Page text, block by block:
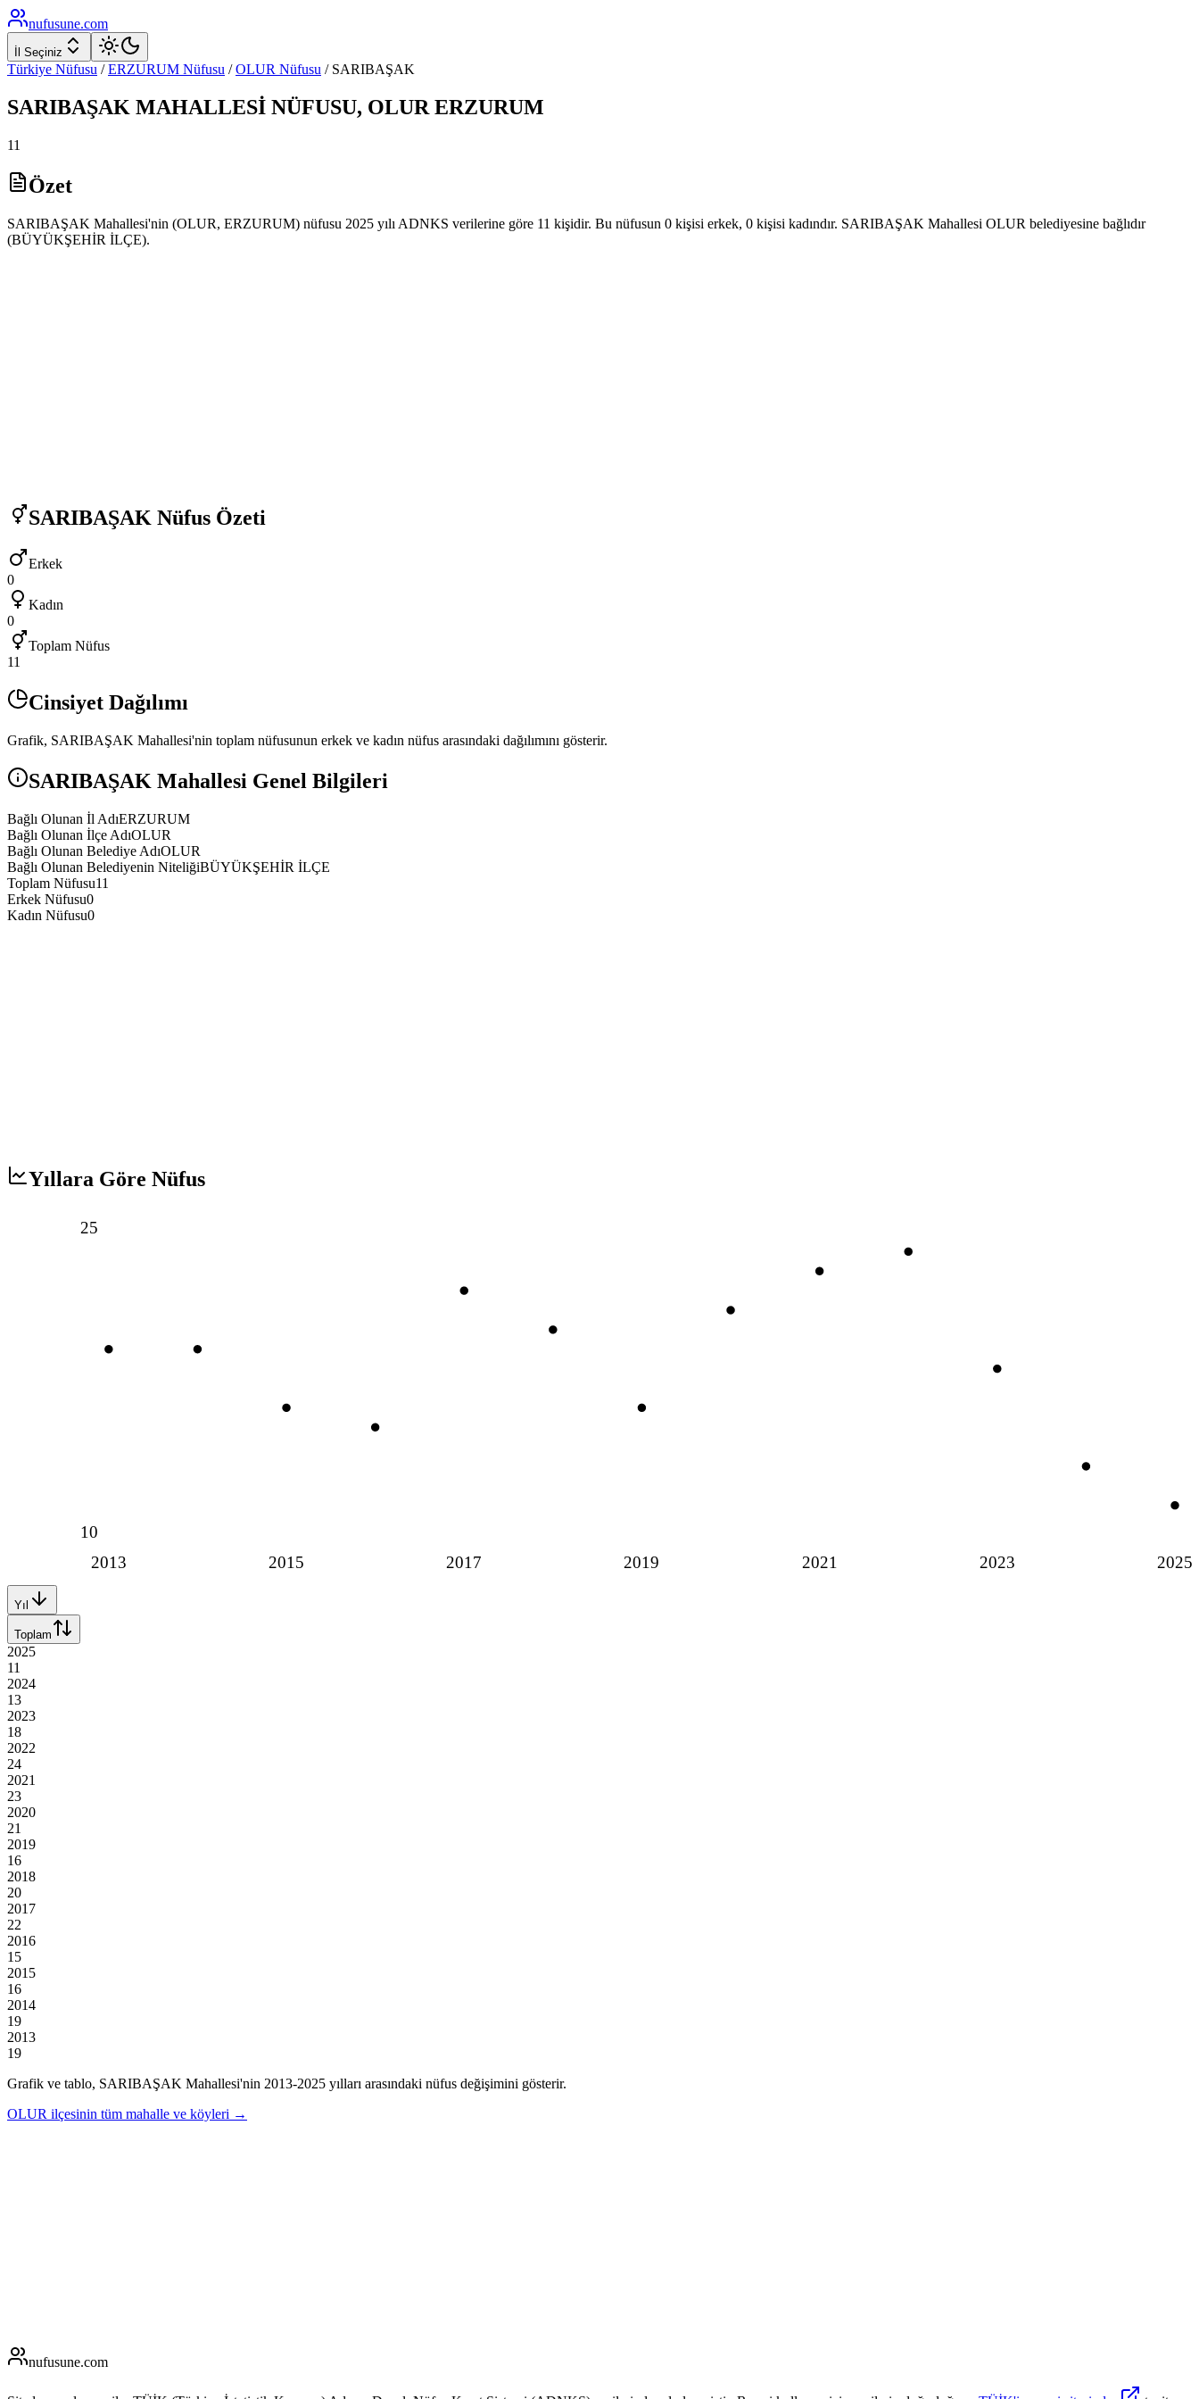
nufusune.com
İl Seçiniz
Türkiye Nüfusu / ERZURUM Nüfusu / OLUR Nüfusu / SARIBAŞAK
SARIBAŞAK MAHALLESİ NÜFUSU, OLUR ERZURUM
11
Özet
SARIBAŞAK Mahallesi'nin (OLUR, ERZURUM) nüfusu 2025 yılı ADNKS verilerine göre 11 kişidir. Bu nüfusun 0 kişisi erkek, 0 kişisi kadındır. SARIBAŞAK Mahallesi OLUR belediyesine bağlıdır
(BÜYÜKŞEHİR İLÇE).
SARIBAŞAK Nüfus Özeti
Erkek
0
Kadın
0
Toplam Nüfus
11
Cinsiyet Dağılımı
Grafik, SARIBAŞAK Mahallesi'nin toplam nüfusunun erkek ve kadın nüfus arasındaki dağılımını gösterir.
SARIBAŞAK Mahallesi Genel Bilgileri
Bağlı Olunan İl AdıERZURUM
Bağlı Olunan İlçe AdıOLUR
Bağlı Olunan Belediye AdıOLUR
Bağlı Olunan Belediyenin NiteliğiBÜYÜKŞEHİR İLÇE
Toplam Nüfusu11
Erkek Nüfusu0
Kadın Nüfusu0
Yıllara Göre Nüfus
2013 2015 2017 2019 2021 2023 2025
25
10
Yıl
Toplam
2025
11
2024
13
2023
18
2022
24
2021
23
2020
21
2019
16
2018
20
2017
22
2016
15
2015
16
2014
19
2013
19
Grafik ve tablo, SARIBAŞAK Mahallesi'nin 2013-2025 yılları arasındaki nüfus değişimini gösterir.
OLUR ilçesinin tüm mahalle ve köyleri →
nufusune.com